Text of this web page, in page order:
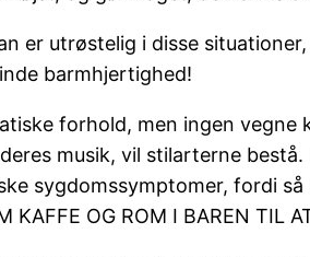
er utrøstelig i disse
barmhjertighed!
forhold, men ingen vegne
musik, vil stilarterne bestå.
sygdomssymptomer, fordi
KAFFE OG ROM I BAREN TIL